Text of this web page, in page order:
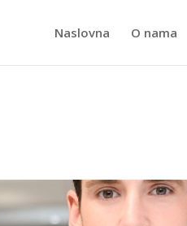
Naslovna O nama